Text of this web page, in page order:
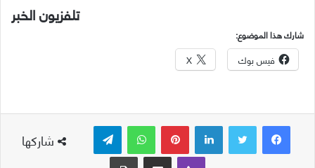
تلفزيون الخبر
شارك هذا الموضوع:
فيس بوك X
شاركها
لينكدإن بينتيريست واتساب
ڤايبر
مشاركة عبر البريد طباعة